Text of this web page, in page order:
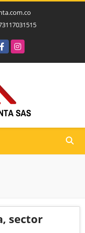
FacebookInstagram
sector